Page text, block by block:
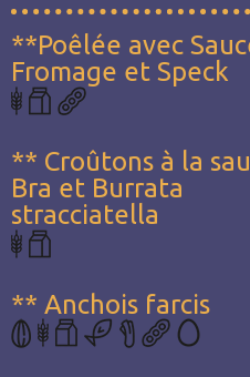
**Poêlée avec
Fromage et Speck
** Croûtons à la
Bra et Burrata
stracciatella
** Anchois farcis